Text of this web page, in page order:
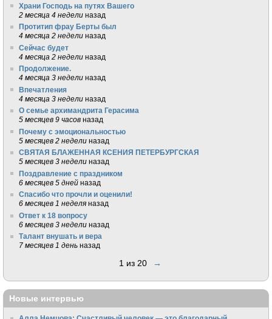
Храни Господь на путях Вашего
2 месяца 4 недели назад
Протитип фрау Берты был
4 месяца 2 недели назад
Сейчас будет
4 месяца 2 недели назад
Продолжение.
4 месяца 3 недели назад
Впечатления
4 месяца 3 недели назад
О семье архимандрита Герасима
5 месяцев 9 часов назад
Почему с эмоциональностью
5 месяцев 2 недели назад
СВЯТАЯ БЛАЖЕННАЯ КСЕНИЯ ПЕТЕРБУРГСКАЯ
5 месяцев 3 недели назад
Поздравление с праздником
6 месяцев 5 дней назад
Спасибо что прочли и оценили!
6 месяцев 1 неделя назад
Ответ к 18 вопросу
6 месяцев 3 недели назад
Талант внушать и вера
7 месяцев 1 день назад
1 из 20 →
Новые интервью